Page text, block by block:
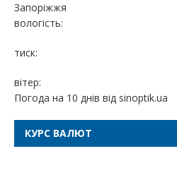
Запоріжжя
вологість:
тиск:
вітер:
Погода на 10 днів від sinoptik.ua
КУРС ВАЛЮТ